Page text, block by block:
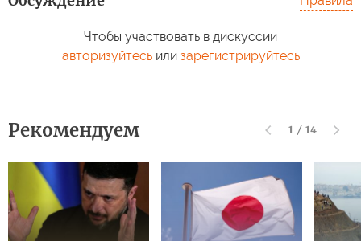
Чтобы участвовать в дискуссии
авторизуйтесьили зарегистрируйтесь
Рекомендуем 1 / 14